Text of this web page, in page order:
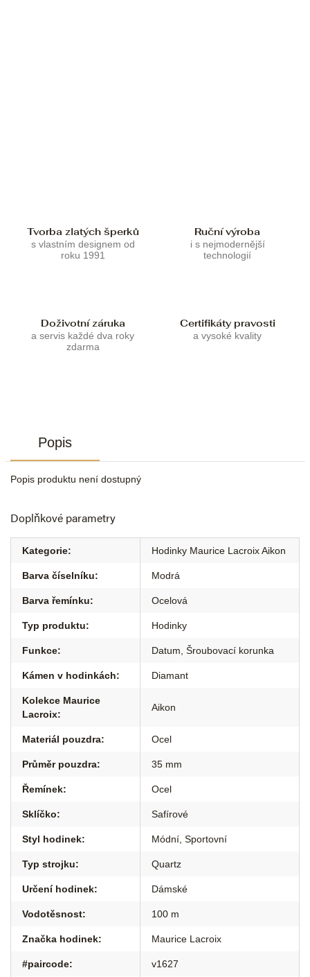
Tvorba zlatých šperků
s vlastním designem od
roku 1991
Ruční výroba
i s nejmodernější
technologií
Doživotní záruka
a servis každé dva roky
zdarma
Certifikáty pravosti
a vysoké kvality
Popis
Popis produktu není dostupný
Doplňkové parametry
Kategorie: Hodinky Maurice Lacroix Aikon
Barva číselníku: Modrá
Barva řemínku: Ocelová
Typ produktu: Hodinky
Funkce: Datum Šroubovací korunka
Kámen v hodinkách: Diamant
Kolekce Maurice
Lacroix:
Aikon
Materiál pouzdra: Ocel
Průměr pouzdra: 35 mm
Řemínek: Ocel
Sklíčko: Safírové
Styl hodinek: Módní Sportovní
Typ strojku: Quartz
Určení hodinek: Dámské
Vodotěsnost: 100 m
Značka hodinek: Maurice Lacroix
#paircode: v1627